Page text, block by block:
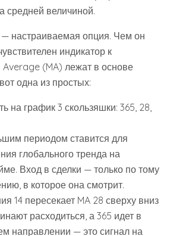
средней величиной.
настраиваемая опция. Чем он
индикатор к
(MA) лежат в основе
одна из простых:
на график 3 скользяшки: 365, 28,
периодом ставится для
глобального тренда на
Вход в сделки — только по тому
в которое она смотрит.
14 пересекает MA 28 сверху вниз
расходиться, а 365 идет в
направлении — это сигнал на